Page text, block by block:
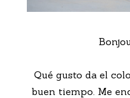
Qué gusto da el
buen tiempo. Me